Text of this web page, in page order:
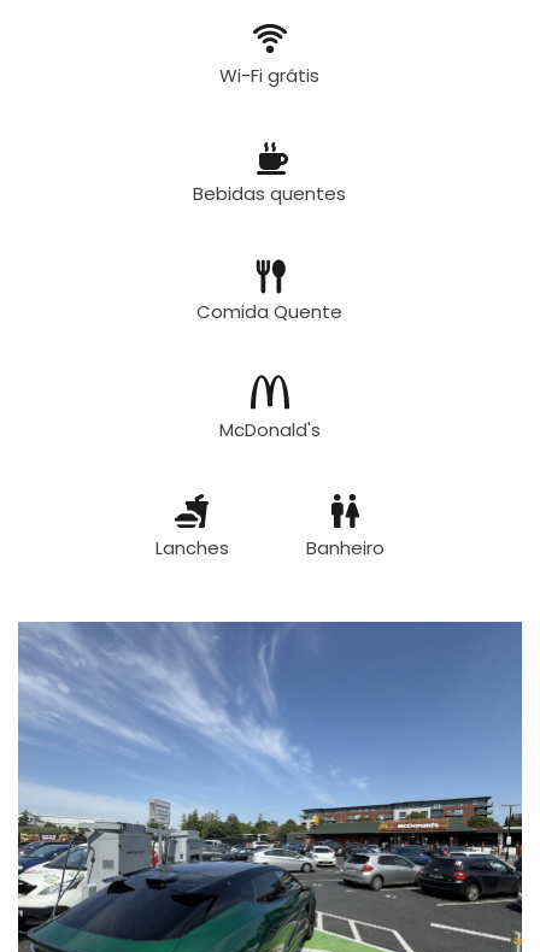
Wi-Fi grátis
Bebidas quentes
Comida Quente
McDonald's
Lanches Banheiro